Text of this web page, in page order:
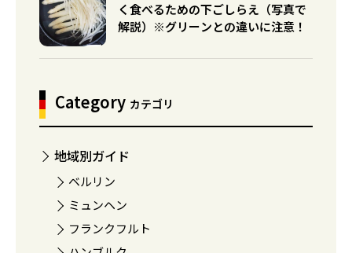
く食べるための下ごしらえ（写真で
解説）※グリーンとの違いに注意！
Category カテゴリ
地域別ガイド
ベルリン
ミュンヘン
フランクフルト